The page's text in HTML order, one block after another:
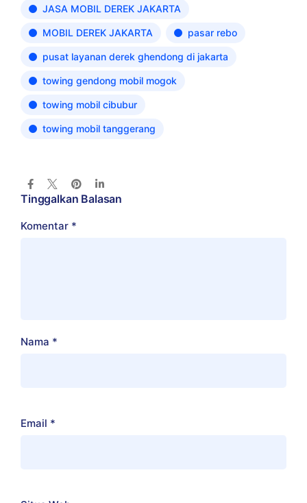
JASA MOBIL DEREK JAKARTA
MOBIL DEREK JAKARTA pasar rebo
pusat layanan derek ghendong di jakarta
towing gendong mobil mogok
towing mobil cibubur
towing mobil tanggerang
Tinggalkan Balasan
Komentar *
Nama *
Email *